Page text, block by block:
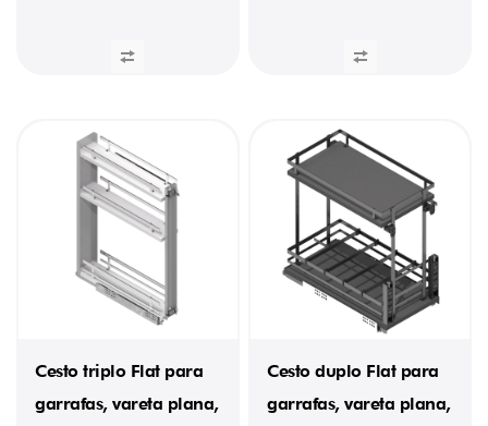
Cesto triplo Flat para
garrafas, vareta plana,
Cesto duplo Flat para
garrafas, vareta plana,